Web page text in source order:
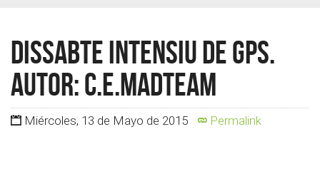
HAZTE SOCIO
Dissabte intensiu de GPS.
Autor: c.e.madteam
Miércoles, 13 de Mayo de 2015 Permalink